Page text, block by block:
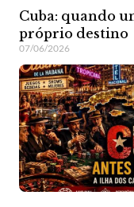
Cuba: quando
próprio destino
07/06/2026